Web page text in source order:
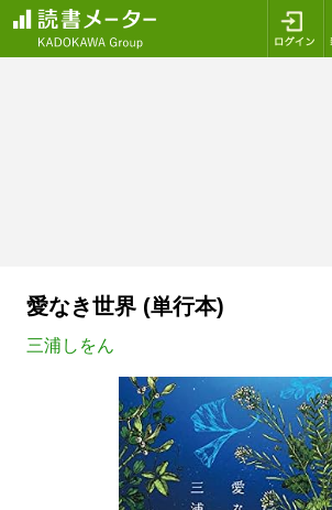
愛なき世界 (単行本)
三浦しをん